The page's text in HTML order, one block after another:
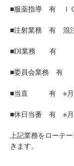
■服薬指導　有　Ｉ
■注射業務　有　混
■DI業務　　有
■委員会業務　有
■当直　　　有　※
■休日当番　有　※
上記業務をローテ
きます。